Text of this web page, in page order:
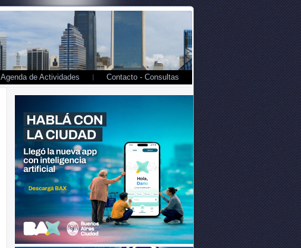
Agenda de Actividades Contacto - Consultas